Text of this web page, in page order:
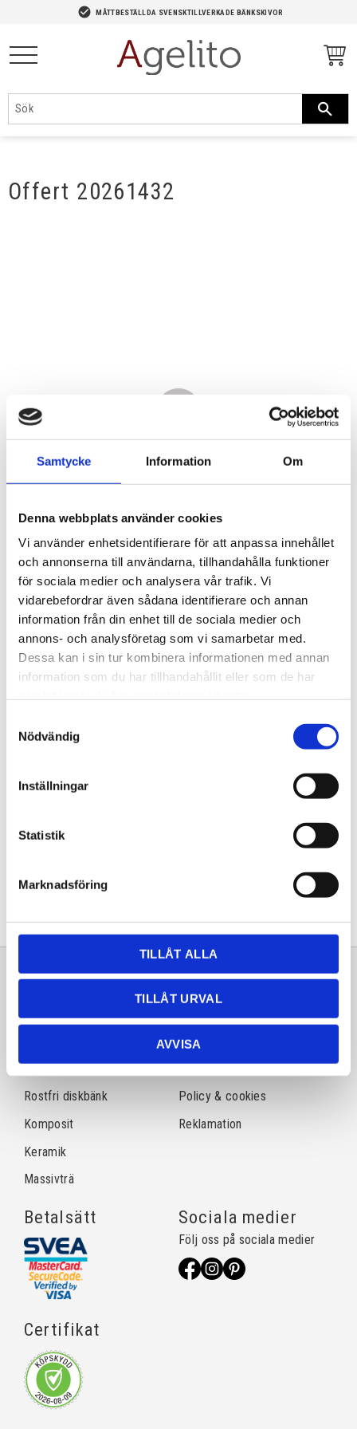
Samtycke Information Om
Denna webbplats använder cookies
Vi använder enhetsidentifierare för att anpassa innehållet
och annonserna till användarna, tillhandahålla funktioner
för sociala medier och analysera vår trafik. Vi
vidarebefordrar även sådana identifierare och annan
information från din enhet till de sociala medier och
annons- och analysföretag som vi samarbetar med.
Dessa kan i sin tur kombinera informationen med annan
information som du har tillhandahållit eller som de har
Nödvändig
Inställningar
Statistik
Marknadsföring
TILLÅT ALLA
TILLÅT URVAL
AVVISA
check_circle MÅTTBESTÄLLDA SVENSKTILLVERKADE BÄNKSKIVOR
Offert 20261432
8 610,00KR
Antal
Lagervara
Artikelnr
20261432
Sortiment
Natursten
Rostfri diskbänk
Komposit
Keramik
Massivträ
Information
Frågor & svar
Köpvillkor
Policy & cookies
Reklamation
Betalsätt
Certifikat
Sociala medier
Följ oss på sociala medier